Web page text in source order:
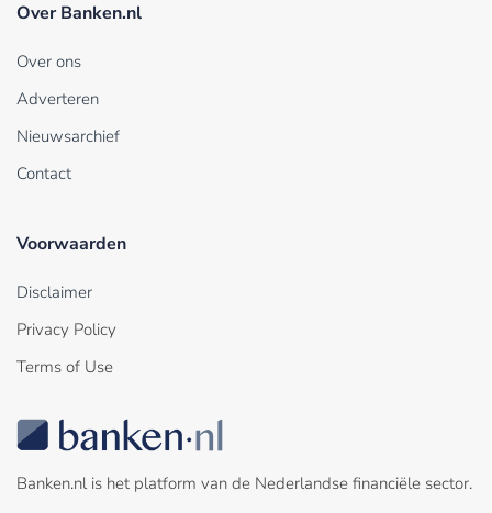
Over Banken.nl
Over ons
Adverteren
Nieuwsarchief
Contact
Voorwaarden
Disclaimer
Privacy Policy
Terms of Use
Banken.nl is het platform van de Nederlandse financiële sector.